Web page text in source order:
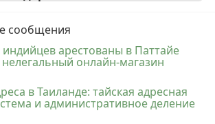
сообщения
индийцев арестованы в Паттайе
нелегальный онлайн-магазин
в Таиланде: тайская адресная
и административное деление